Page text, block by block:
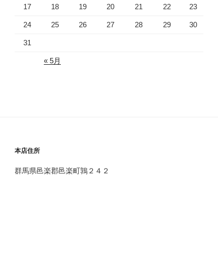
17 18 19 20 21 22 23
24 25 26 27 28 29 30
31
« 5月
本店住所
群馬県邑楽郡邑楽町鶉２４２